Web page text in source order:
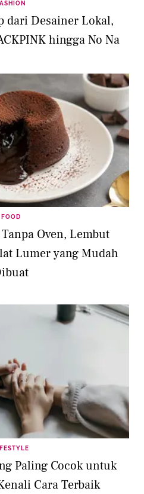
dari Desainer Lokal,
hingga No Na
FOOD
Oven, Lembut
Lumer yang Mudah
Paling Cocok untuk
Cara Terbaik